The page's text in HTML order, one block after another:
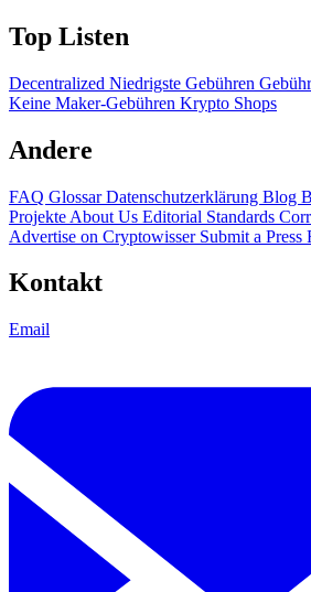
Top Listen
Decentralized Niedrigste Gebühren
Keine Maker-Gebühren Krypto Shops
Andere
FAQ GlossarDatenschutzerklärung Blog
Projekte About Us Editorial Standards
Advertise on Cryptowisser Submit a Press
Kontakt
Email